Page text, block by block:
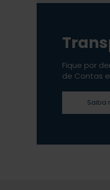
Fique por
de Contas
Saiba